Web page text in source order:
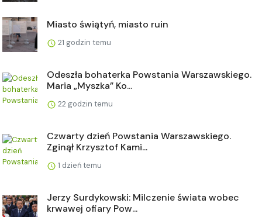
Miasto świątyń, miasto ruin
21 godzin temu
Odeszła bohaterka Powstania Warszawskiego.
Maria „Myszka” Ko...
22 godzin temu
Czwarty dzień Powstania Warszawskiego.
Zginął Krzysztof Kami...
1 dzień temu
Jerzy Surdykowski: Milczenie świata wobec
krwawej ofiary Pow...